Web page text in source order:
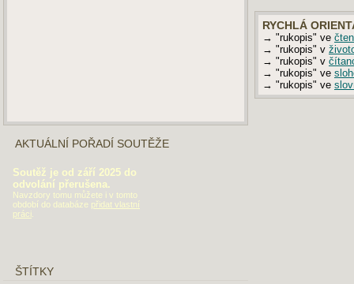
RYCHLÁ
→ "rukopis" ve
→ "rukopis" v
→ "rukopis" v
→ "rukopis" ve
→ "rukopis" ve
AKTUÁLNÍ POŘADÍ SOUTĚŽE
Soutěž je od září 2025 do
odvolání přerušena.
Navzdory tomu můžete i v tomto
období do databáze přidat vlastní
práci.
ŠTÍTKY